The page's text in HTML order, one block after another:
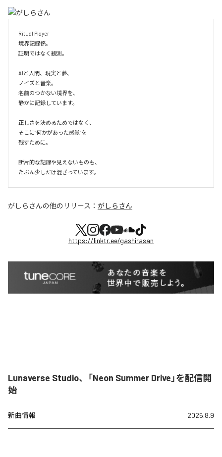
Ritual Player
境界記録係。
証明ではなく観測。
AIと人間、現実と夢、
ノイズと音楽。
名前のつかない境界を、
静かに記録しています。
正しさを決めるためではなく、
そこに“何かがあった感覚”を
残すために。
断片的な記録や見えないものも、
たぶん少しだけ混ざっています。
がしらさんの他のリリース： がしらさん
https://linktr.ee/gashirasan
Lunaverse Studio、「Neon Summer Drive」を配信開
始
新曲情報 2026.8.9